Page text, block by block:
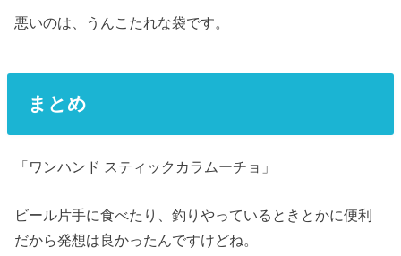
悪いのは、うんこたれな袋です。
まとめ
「ワンハンド スティックカラムーチョ」
ビール片手に食べたり、釣りやっているときとかに便利
だから発想は良かったんですけどね。